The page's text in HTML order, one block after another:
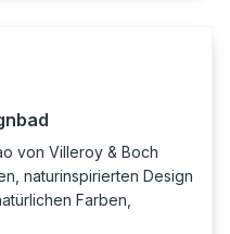
von Villeroy & Boch
naturinspirierten Design
Farben,